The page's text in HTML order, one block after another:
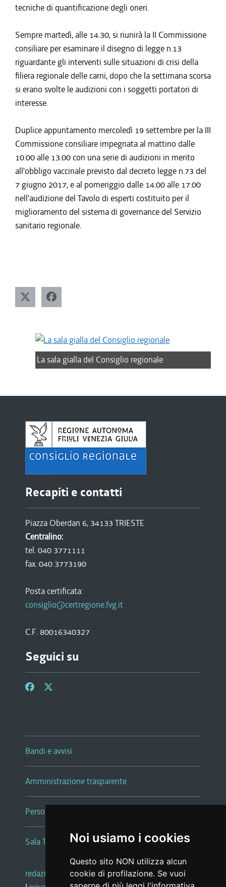
Noi usiamo i cookies
Questo sito NON utilizza alcun
cookie di profilazione. Se vuoi
tecniche di quantificazione degli oneri.
Sempre martedì, alle 14.30, si riunirà la II Commissione
consiliare per esaminare il disegno di legge n.13
riguardante gli interventi sulle situazioni di crisi della
filiera regionale delle carni, dopo che la settimana scorsa
si erano svolte le audizioni con i soggetti portatori di
interesse.
Duplice appuntamento mercoledì 19 settembre per la III
Commissione consiliare impegnata al mattino dalle
10.00 alle 13.00 con una serie di audizioni in merito
all'obbligo vaccinale previsto dal decreto legge n.73 del
7 giugno 2017, e al pomeriggio dalle 14.00 alle 17.00
nell'audizione del Tavolo di esperti costituito per il
miglioramento del sistema di governance del Servizio
sanitario regionale.
La sala gialla del Consiglio regionale
Recapiti e contatti
Piazza Oberdan 6, 34133 TRIESTE
Centralino:
tel. 040 3771111
fax. 040 3773190
Posta certificata:
consiglio@certregione.fvg.it
C.F. 80016340327
Seguici su
Bandi e avvisi
Amministrazione trasparente
Persone e Uffici
Sala Tiziano Tessitori
redazione web |note legali |glossario